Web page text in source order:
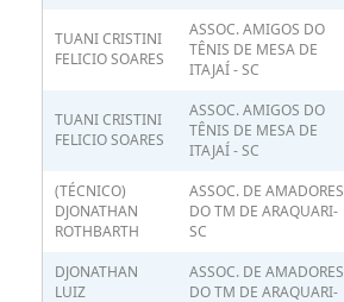
TUANI CRISTINI
FELICIO SOARES
ASSOC. AMIGOS DO
TÊNIS DE MESA DE
ITAJAÍ - SC
TUANI CRISTINI
FELICIO SOARES
ASSOC. AMIGOS DO
TÊNIS DE MESA DE
ITAJAÍ - SC
(TÉCNICO)
DJONATHAN
ROTHBARTH
ASSOC. DE AMADORES
DO TM DE ARAQUARI-
SC
DJONATHAN
LUIZ
ASSOC. DE AMADORES
DO TM DE ARAQUARI-